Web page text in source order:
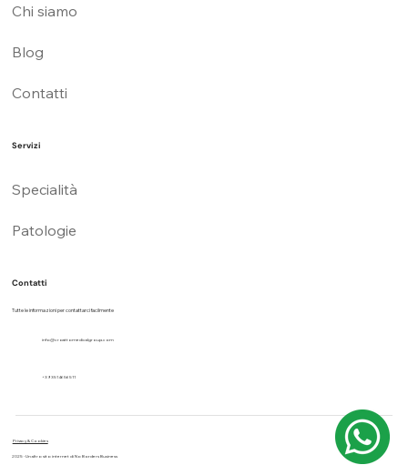
Chi siamo
Blog
Contatti
Servizi
Specialità
Patologie
Contatti
Tutte le informazioni per contattarci facilmente
info@croattomedicalgroup.com
+39 3514656511
2025 - Un altro sito internet di No Borders Business
Privacy & Cookies